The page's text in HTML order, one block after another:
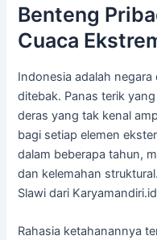
Benteng
Cuaca
Indonesia adalah
ditebak. Panas terik
deras yang tak kenal
bagi setiap elemen
dalam beberapa tahun,
dan kelemahan
Slawi dari
Rahasia ketahanannya